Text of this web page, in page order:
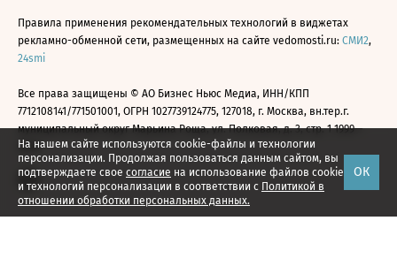
На нашем сайте используются cookie-файлы и технологии
персонализации. Продолжая пользоваться данным сайтом, вы
подтверждаете свое согласие на использование файлов cookie
и технологий персонализации в соответствии с Политикой в
отношении обработки персональных данных.
ОК
Правила применения рекомендательных технологий в виджетах
рекламно-обменной сети, размещенных на сайте vedomosti.ru: СМИ2,
24smi
Все права защищены © АО Бизнес Ньюс Медиа, ИНН/КПП
7712108141/771501001, ОГРН 1027739124775, 127018, г. Москва, вн.тер.г.
муниципальный округ Марьина Роща, ул. Полковая, д. 3, стр. 1 1999—
2026